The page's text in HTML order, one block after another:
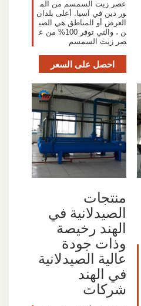
عصر زيت السمسم من الم
ور دين في آسيا. أعلى بلدان
العرض أو المناطق هي الصي
ن ، والتي توفر 100% من ع
صر زيت السمسم
احصل على السعر
منتجات
الصيدلانية في
الهند رخيصة
وذات جودة
عالية الصيدلانية
في الهند
شركات